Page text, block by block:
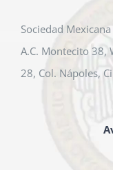
Sociedad
A.C. Montecito 38,
28, Col. Nápoles,